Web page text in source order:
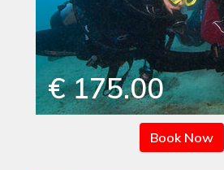
€ 175.00
Book Now